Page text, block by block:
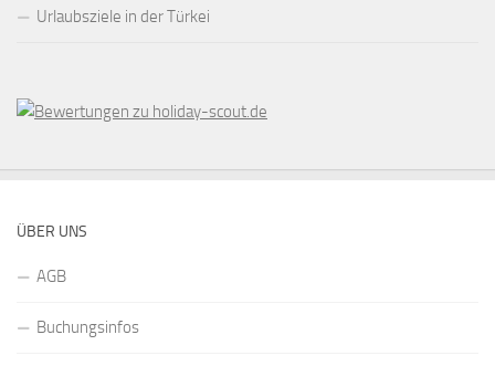
Urlaubsziele in der Türkei
ÜBER UNS
AGB
Buchungsinfos